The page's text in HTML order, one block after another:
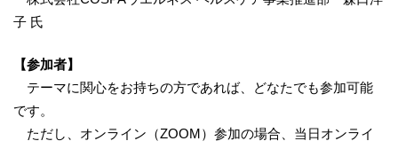
子 氏
【参加者】
テーマに関心をお持ちの方であれば、どなたでも参加可能
です。
ただし、オンライン（ZOOM）参加の場合、当日オンライ